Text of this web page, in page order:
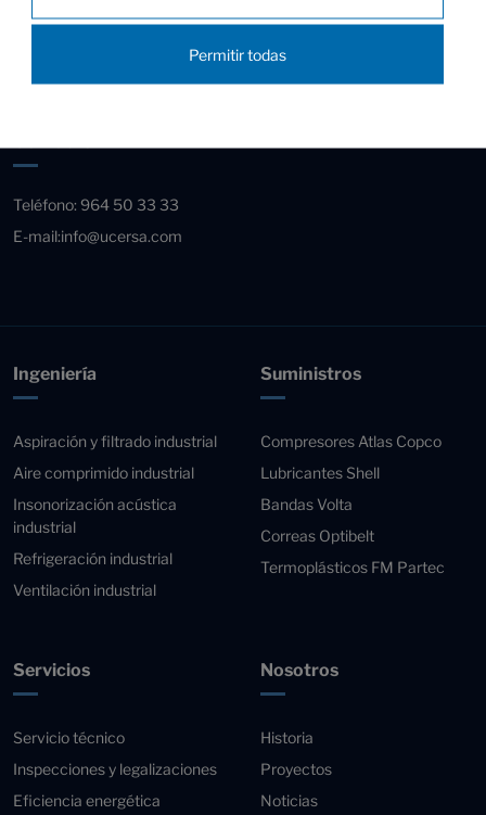
12550 Almazora, Castellón
(España)
8:00 - 17:00
Teléfono: 964 50 33 33
E-mail:info@ucersa.com
Ingeniería
Aspiración y filtrado industrial
Aire comprimido industrial
Insonorización acústica
industrial
Refrigeración industrial
Ventilación industrial
Suministros
Compresores Atlas Copco
Lubricantes Shell
Bandas Volta
Correas Optibelt
Termoplásticos FM Partec
Servicios
Servicio técnico
Inspecciones y legalizaciones
Eficiencia energética
Nosotros
Historia
Proyectos
Noticias
Permitir todas